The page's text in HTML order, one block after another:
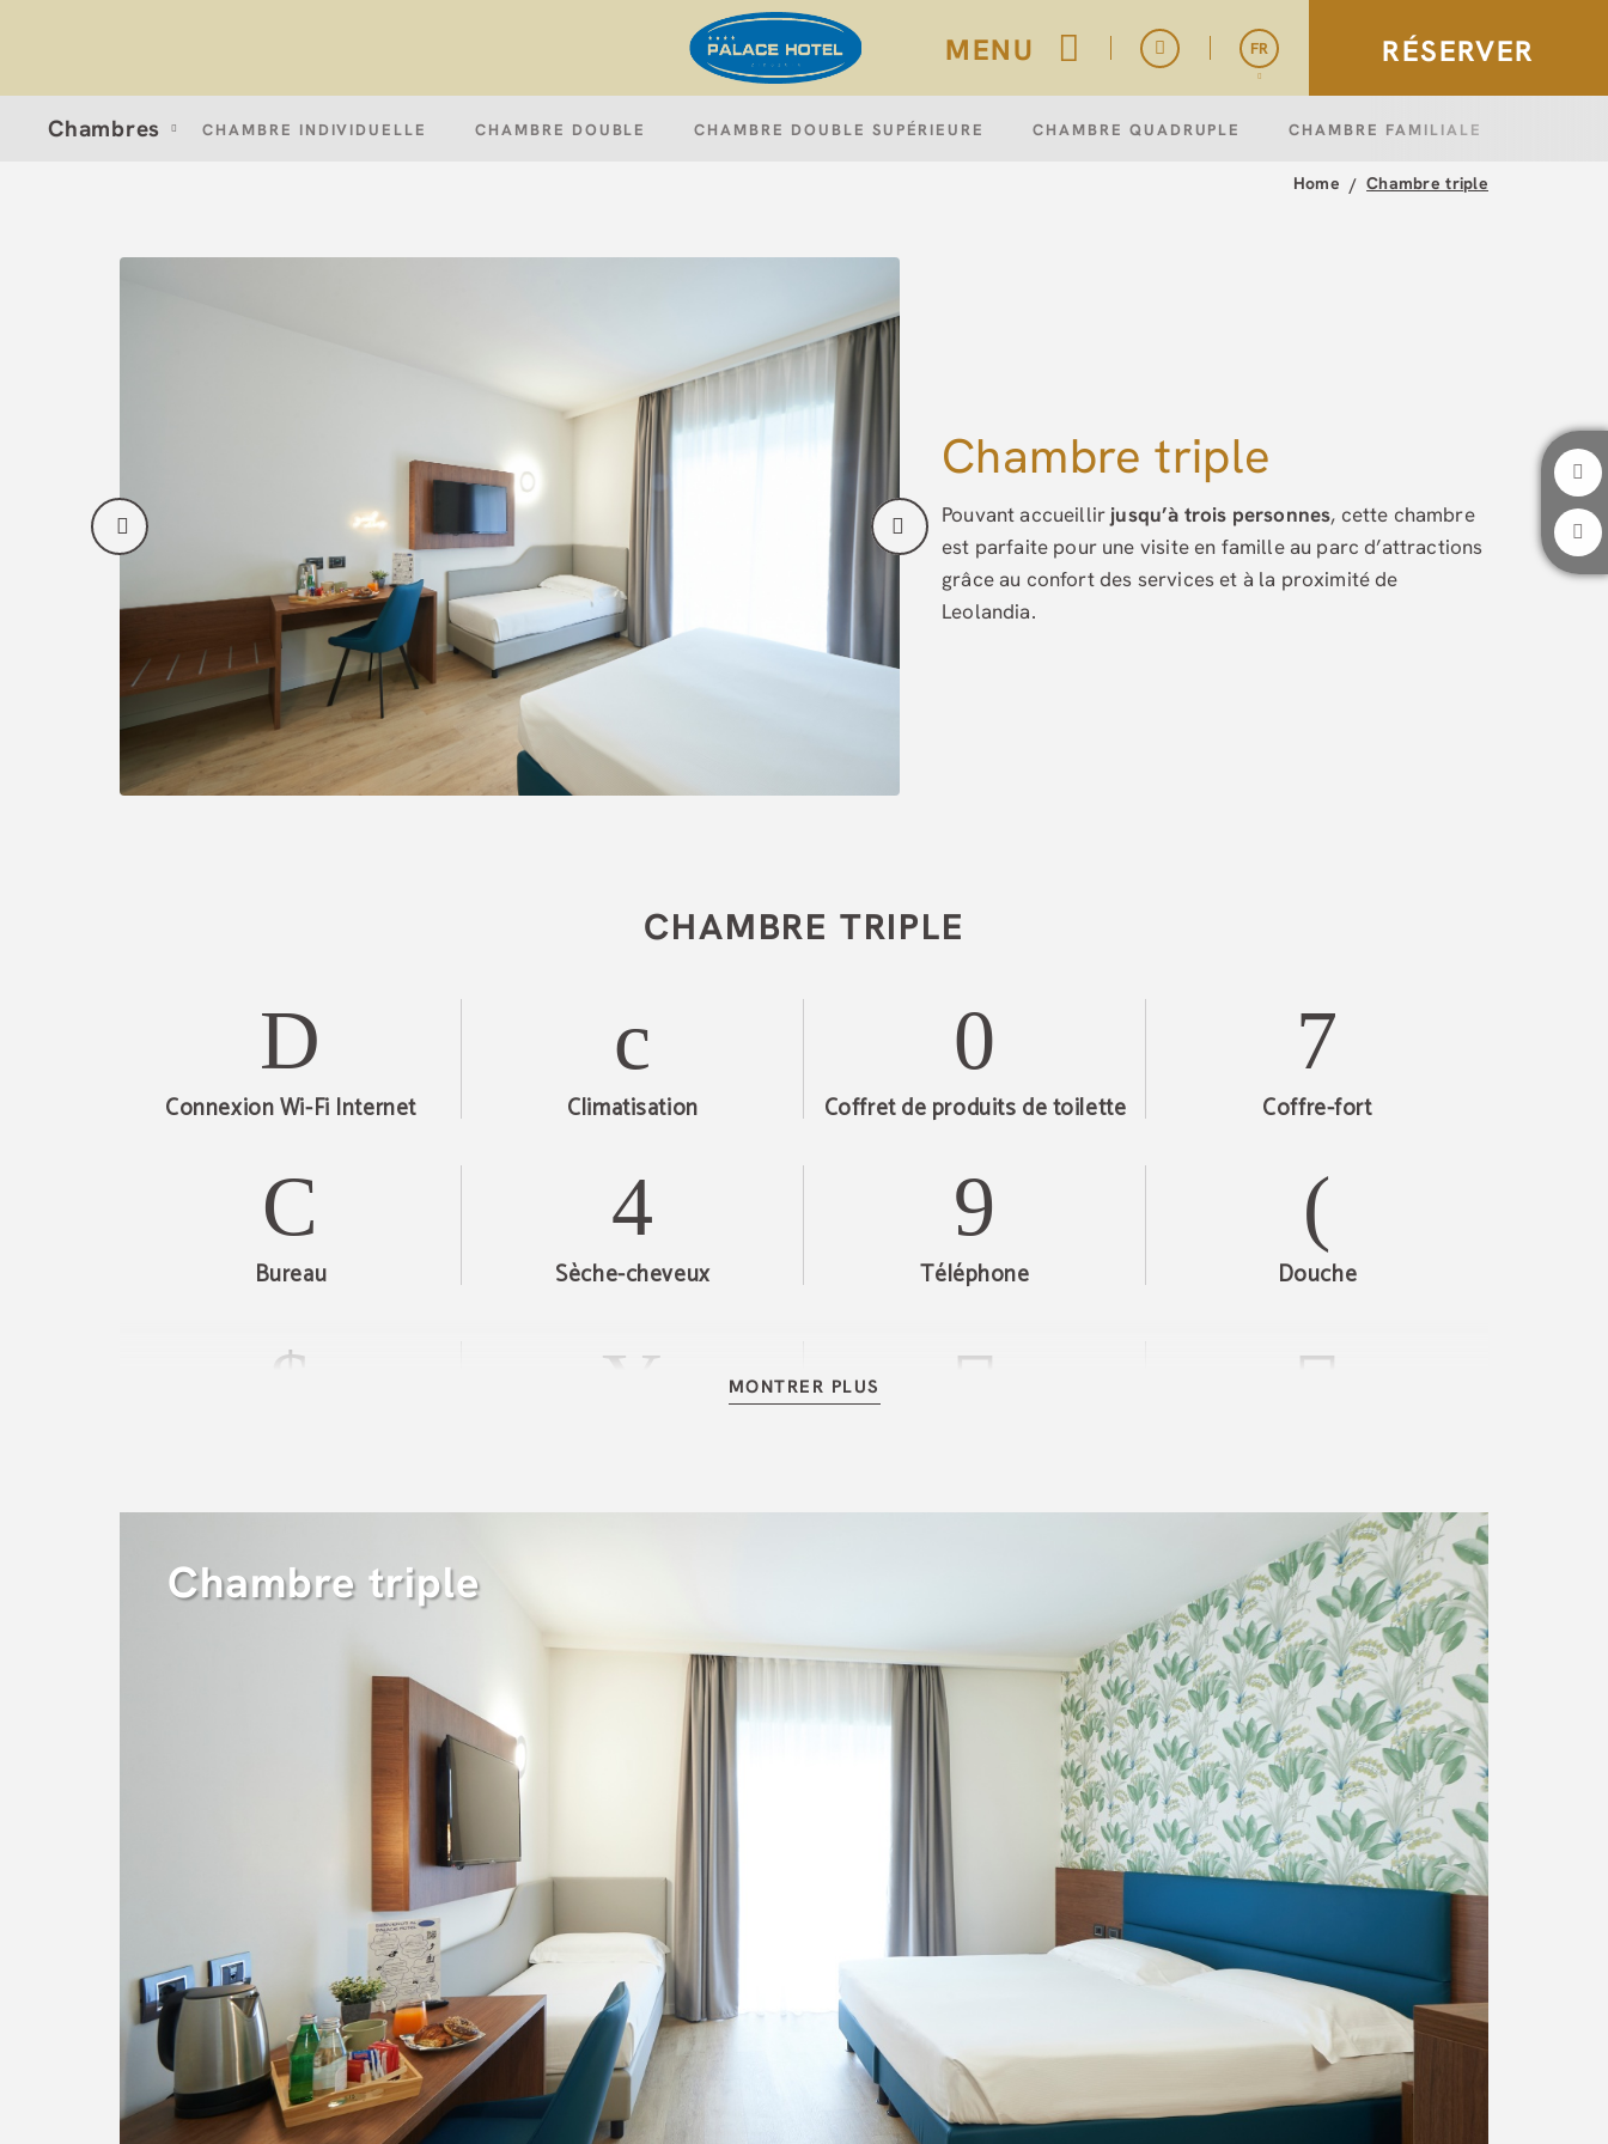
MENU FR
Español
RÉSERVER
Chambre Triple de l´Hotel Palace Zingonia Hôtel à Verdellino. Site Web Officiel.
Chambres CHAMBRE INDIVIDUELLE CHAMBRE DOUBLE CHAMBRE DOUBLE SUPÉRIEURE CHAMBRE QUADRUPLE CHAMBRE FAMILIALE
Home Chambre triple
Chambre triple
Pouvant accueillir jusqu’à trois personnes, cette chambre
est parfaite pour une visite en famille au parc d’attractions
grâce au confort des services et à la proximité de
Leolandia.
CHAMBRE TRIPLE
Connexion Wi-Fi Internet Climatisation Coffret de produits de toilette Coffre-fort
Bureau Sèche-cheveux Téléphone Douche
Draps et serviettes
MONTRER PLUS
Chambre triple